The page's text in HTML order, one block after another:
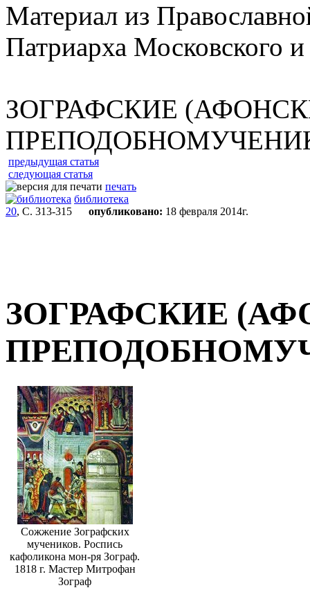
Материал из
Патриарха Московского
ЗОГРАФСКИЕ
предыдущая статья
следующая статья
печать
библиотека
20, С. 313-315 опубликовано: 18 февраля 2014г.
ЗОГРАФСКИЕ
Сожжение Зографских
мучеников. Роспись
кафоликона мон-ря Зограф.
1818 г. Мастер Митрофан
Зограф